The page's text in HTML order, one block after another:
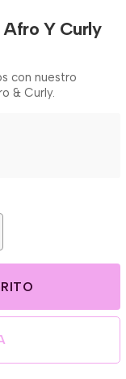
Y Curly
con nuestro
& Curly.